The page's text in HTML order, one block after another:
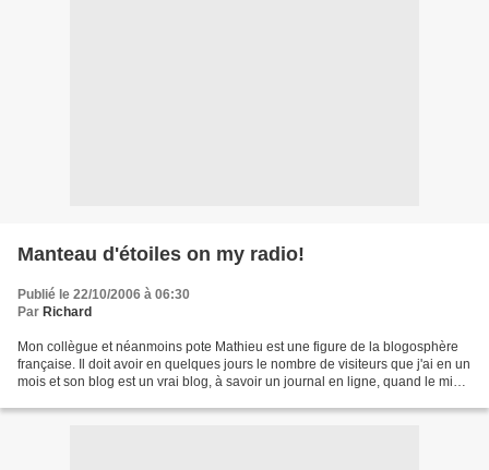
Manteau d'étoiles on my radio!
Publié le 22/10/2006 à 06:30
Par Richard
Mon collègue et néanmoins pote Mathieu est une figure de la blogosphère
française. Il doit avoir en quelques jours le nombre de visiteurs que j'ai en un
mois et son blog est un vrai blog, à savoir un journal en ligne, quand le mien